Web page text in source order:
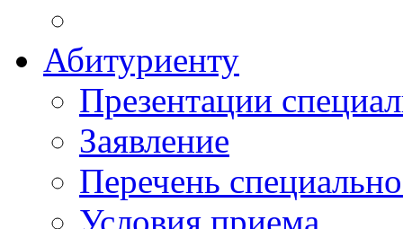
Абитуриенту
Презентации
Заявление
Перечень